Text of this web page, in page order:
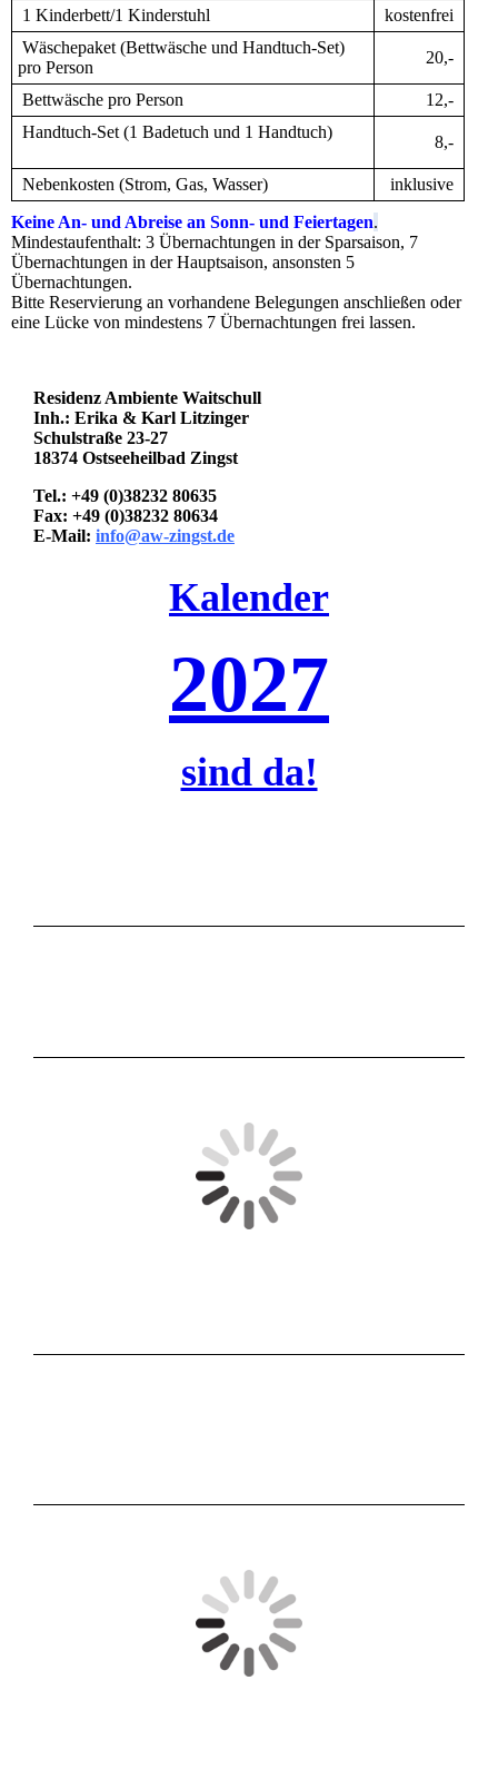
1 Kinderbett/1 Kinderstuhl
kostenfrei
Wäschepaket (Bettwäsche und Handtuch-Set)
pro Person
20,-
Bettwäsche pro Person
12,-
Handtuch-Set (1 Badetuch und 1 Handtuch)
8,-
Nebenkosten (Strom, Gas, Wasser)
inklusive
Keine An- und Abreise an Sonn- und Feiertagen.
Mindestaufenthalt: 3 Übernachtungen in der Sparsaison, 7
Übernachtungen in der Hauptsaison, ansonsten 5
Übernachtungen.
Bitte Reservierung an vorhandene Belegungen anschließen oder
eine Lücke von mindestens 7 Übernachtungen frei lassen.
Residenz Ambiente Waitschull
Inh.: Erika & Karl Litzinger
Schulstraße 23-27
18374 Ostseeheilbad Zingst
Tel.: +49 (0)38232 80635
Fax: +49 (0)38232 80634
E-Mail: info@aw-zingst.de
Kalender
2027
sind da!